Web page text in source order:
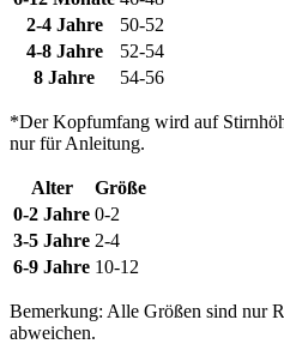
2-4 Jahre
50-52
4-8 Jahre
52-54
8 Jahre
54-56
*Der Kopfumfang wird auf
nur für Anleitung.
Alter
Größe
0-2 Jahre 0-2
3-5 Jahre 2-4
6-9 Jahre 10-12
Bemerkung: Alle Größen sind nur
abweichen.